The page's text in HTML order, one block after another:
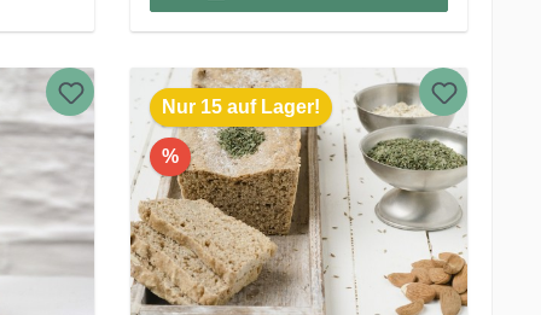
Nur 15 auf Lager!
%